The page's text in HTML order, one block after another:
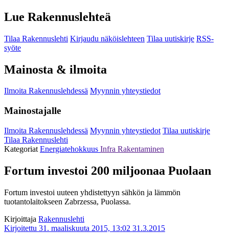
Lue Rakennuslehteä
Tilaa Rakennuslehti Kirjaudu näköislehteen Tilaa uutiskirje RSS-
syöte
Mainosta & ilmoita
Ilmoita Rakennuslehdessä Myynnin yhteystiedot
Mainostajalle
Ilmoita Rakennuslehdessä Myynnin yhteystiedot Tilaa uutiskirje
Tilaa Rakennuslehti
Kategoriat Energiatehokkuus Infra Rakentaminen
Fortum investoi 200 miljoonaa Puolaan
Fortum investoi uuteen yhdistettyyn sähkön ja lämmön
tuotantolaitokseen Zabrzessa, Puolassa.
Kirjoittaja Rakennuslehti
Kirjoitettu 31. maaliskuuta 2015, 13:02 31.3.2015